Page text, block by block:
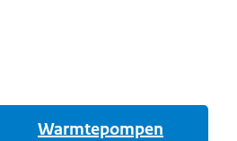
Warmtepompen